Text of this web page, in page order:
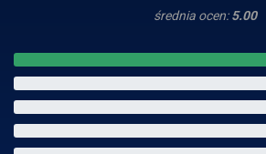
średnia ocen:5.00